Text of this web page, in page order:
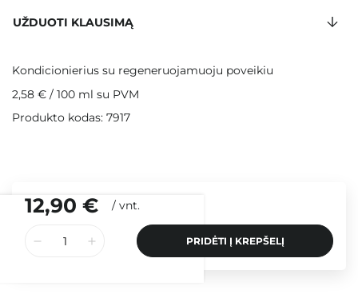
12,90 € / vnt.
PRIDĖTI Į KREPŠELĮ
UŽDUOTI KLAUSIMĄ
Kondicionierius su regeneruojamuoju poveikiu
2,58 € / 100 ml su PVM
Produkto kodas: 7917